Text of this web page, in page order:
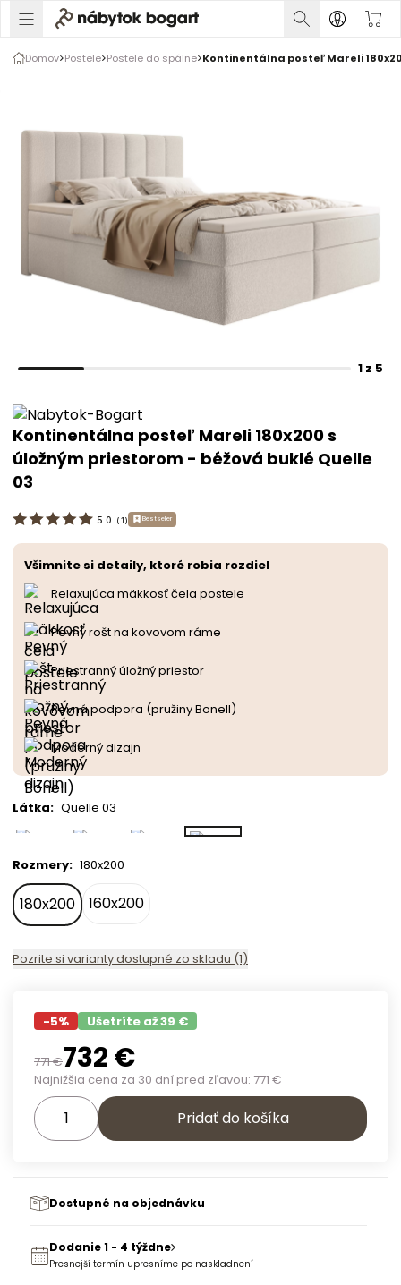
Domov Postele Postele do spálne Kontinentálna posteľ Mareli
1 z 5
Kontinentálna posteľ Mareli 180x200 s
úložným priestorom - béžová buklé Quelle
03
5.0 ( 1 ) Bestseller
Všimnite si detaily, ktoré robia rozdiel
Relaxujúca mäkkosť čela postele
Pevný rošt na kovovom ráme
Priestranný úložný priestor
Pevná podpora (pružiny Bonell)
Moderný dizajn
Látka: Quelle 03
Rozmery: 180x200
180x200 160x200
Pozrite si varianty dostupné zo skladu (1)
-5% Ušetríte až 39 €
771€732€
Najnižšia cena za 30 dní pred zľavou: 771 €
Pridať do košíka
Dostupné na objednávku
Dodanie 1 - 4 týždne
Presnejší termín upresníme po naskladnení